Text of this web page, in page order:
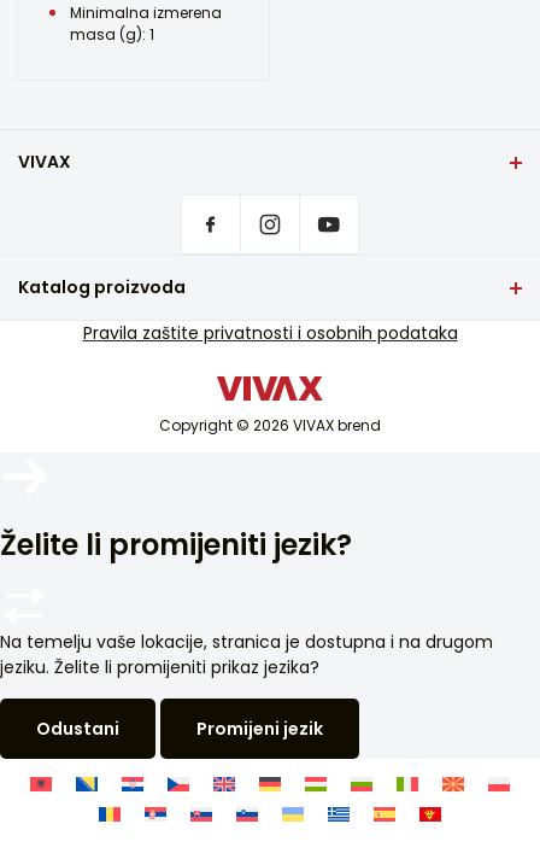
Minimalna izmerena
masa (g): 1
VIVAX
Gde kupiti VIVAX proizvode?
Servisna podrška
Servisna podrška van garancije
Katalog proizvoda
TV i audio
Copyright © 2026 VIVAX brend
Pravila zaštite privatnosti i osobnih podataka
Želite li promijeniti jezik?
Na temelju vaše lokacije, stranica je dostupna i na drugom
jeziku. Želite li promijeniti prikaz jezika?
Odustani Promijeni jezik